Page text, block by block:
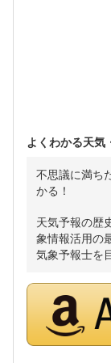
よくわかる天気
不思議に満ち
かる！
天気予報の歴
象情報活用の
気象予報士を